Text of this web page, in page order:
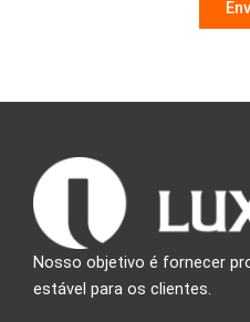
Nosso objetivo é fornecer
estável para os clientes.